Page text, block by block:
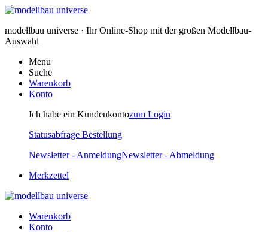
modellbau universe · Ihr Online-Shop mit der großen Modellbau-
Auswahl
Menu
Suche
Warenkorb
Konto
Ich habe ein Kundenkontozum Login
Statusabfrage Bestellung
Newsletter - AnmeldungNewsletter - Abmeldung
Merkzettel
Warenkorb
Konto